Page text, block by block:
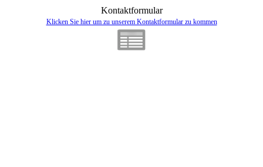
Kontaktformular
Klicken Sie hier um zu unserem Kon­takt­for­mu­lar zu kommen